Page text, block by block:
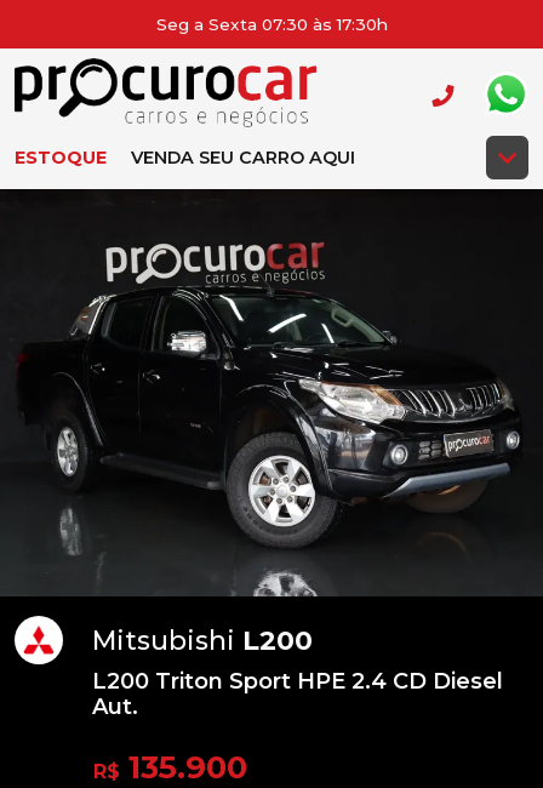
Seg a Sexta 07:30 às 17:30h
ESTOQUE VENDA SEU CARRO AQUI
Mitsubishi L200
L200 Triton Sport HPE 2.4 CD Diesel
Aut.
R$ 135.900